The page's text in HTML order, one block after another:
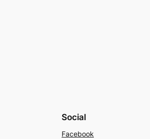
Social
Facebook